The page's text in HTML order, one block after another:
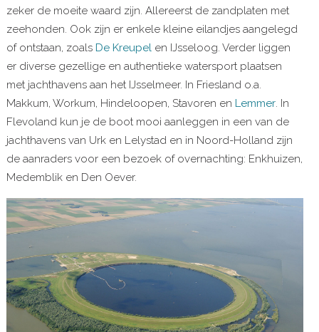
zeker de moeite waard zijn. Allereerst de zandplaten met
zeehonden. Ook zijn er enkele kleine eilandjes aangelegd
of ontstaan, zoals De Kreupelen IJsseloog. Verder liggen
er diverse gezellige en authentieke watersport plaatsen
met jachthavens aan het IJsselmeer. In Friesland o.a.
Makkum, Workum, Hindeloopen, Stavoren en Lemmer. In
Flevoland kun je de boot mooi aanleggen in een van de
jachthavens van Urk en Lelystad en in Noord-Holland zijn
de aanraders voor een bezoek of overnachting: Enkhuizen,
Medemblik en Den Oever.